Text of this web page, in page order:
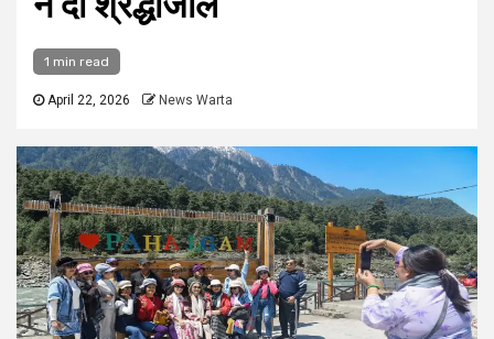
1 min read
April 22, 2026 News Warta